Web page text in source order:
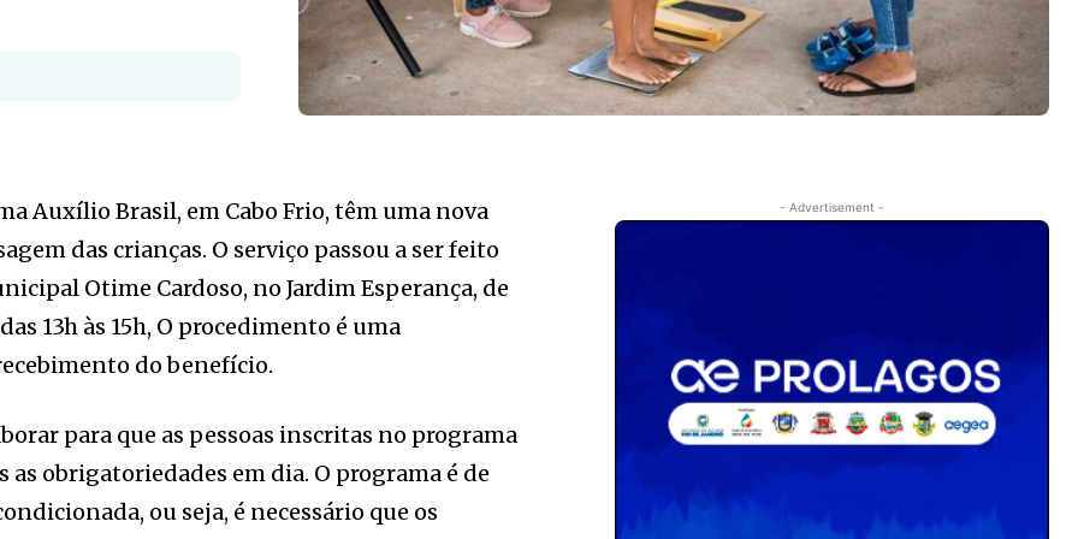
Auxílio Brasil, em Cabo Frio, têm uma nova
das crianças. O serviço passou a ser feito
Otime Cardoso, no Jardim Esperança, de
13h às 15h, O procedimento é uma
do benefício.
para que as pessoas inscritas no programa
as obrigatoriedades em dia. O programa é de
ou seja, é necessário que os
- Advertisement -